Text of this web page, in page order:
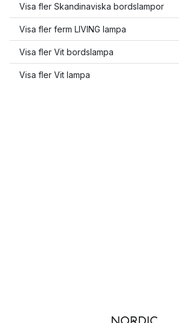
Visa fler Skandinaviska bordslampor
Visa fler ferm LIVING lampa
Visa fler Vit bordslampa
Visa fler Vit lampa